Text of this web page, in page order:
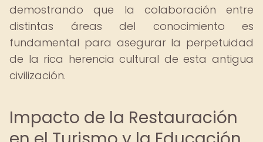
demostrando que la colaboración entre
distintas áreas del conocimiento es
fundamental para asegurar la perpetuidad
de la rica herencia cultural de esta antigua
civilización.
Impacto de la Restauración